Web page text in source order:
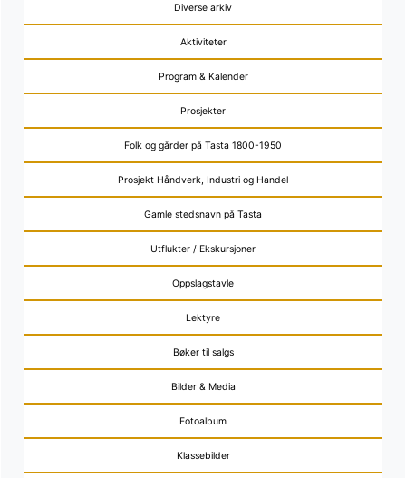
Diverse arkiv
Aktiviteter
Program & Kalender
Prosjekter
Folk og gårder på Tasta 1800-1950
Prosjekt Håndverk, Industri og Handel
Gamle stedsnavn på Tasta
Utflukter / Ekskursjoner
Oppslagstavle
Lektyre
Bøker til salgs
Bilder & Media
Fotoalbum
Klassebilder